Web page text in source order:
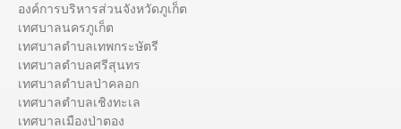
องค์การบริหารส่วนจังหวัดภูเก็ต
เทศบาลนครภูเก็ต
เทศบาลตำบลเทพกระษัตรี
เทศบาลตำบลศรีสุนทร
เทศบาลตำบลป่าคลอก
เทศบาลตำบลเชิงทะเล
เทศบาลเมืองป่าตอง